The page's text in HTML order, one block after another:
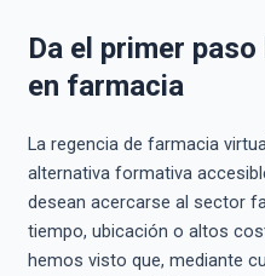
Da el primer
en farmacia
La regencia de farmacia
alternativa formativa
desean acercarse al sector
tiempo, ubicación o altos
hemos visto que, mediante